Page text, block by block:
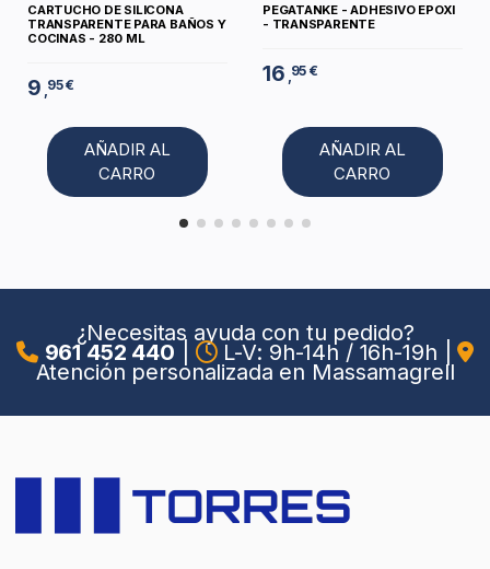
CARTUCHO DE SILICONA
TRANSPARENTE PARA BAÑOS Y
COCINAS - 280 ML
9 ,95 €
AÑADIR AL
CARRO
PEGATANKE - ADHESIVO EPOXI
- TRANSPARENTE
16 ,95 €
AÑADIR AL
CARRO
¿Necesitas ayuda con tu pedido?
961 452 440 L-V: 9h-14h / 16h-19h
Atención personalizada en Massamagrell